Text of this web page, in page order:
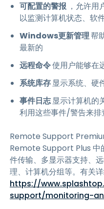
可配置的警报 ，允许用
以监测计算机状态、软
Windows更新管理帮
最新的
远程命令使用户能够在
系统库存显示系统、硬
事件日志显示计算机的
利用这些事件/警告来排
Remote Support
Remote Support Plus 中
件传输、多显示器支持、
理、计算机分组等。有关
https://
support/monitoring-